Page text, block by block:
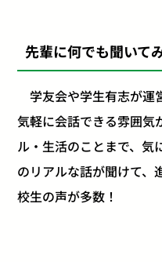
先輩に何でも聞いて
学友会や学生有志が運
気軽に会話できる雰囲気
ル・生活のことまで、気
のリアルな話が聞けて、
校生の声が多数！